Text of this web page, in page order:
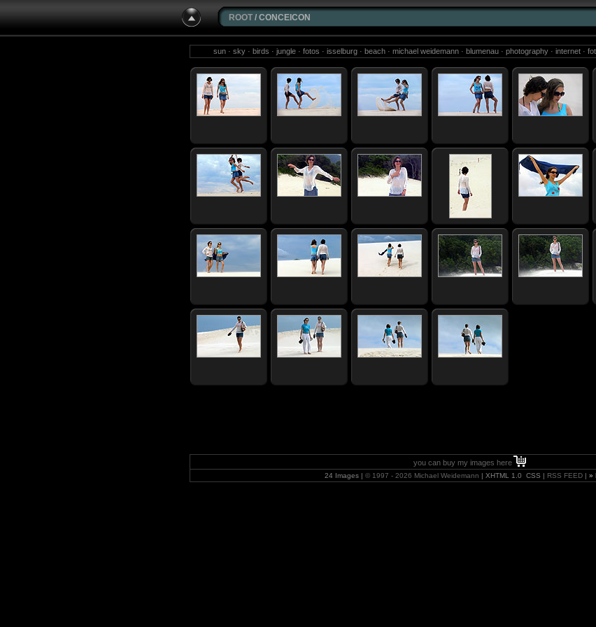
ROOT / CONCEICON
sun · sky · birds · jungle · fotos · isselburg · beach · michael weidemann · blumenau · photography · internet ·
you can buy my images here
24 Images | © 1997 - 2026 Michael Weidemann | XHTML 1.0 CSS | RSS FEED| »